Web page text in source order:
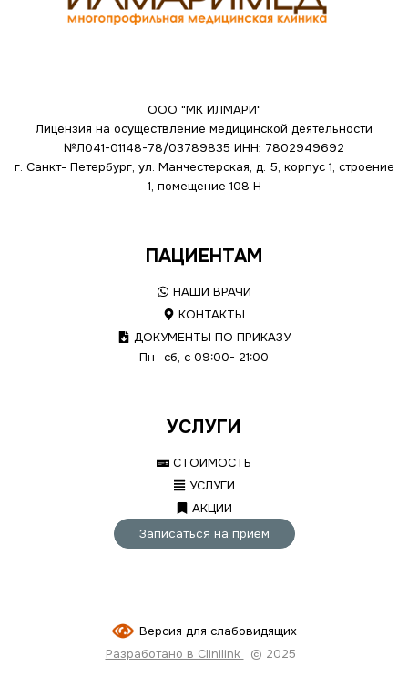
ООО "МК ИЛМАРИ"
Лицензия на осуществление медицинской деятельности
№Л041-01148-78/03789835 ИНН: 7802949692
г. Санкт- Петербург, ул. Манчестерская, д. 5, корпус 1, строение
1, помещение 108 Н
ПАЦИЕНТАМ
НАШИ ВРАЧИ
КОНТАКТЫ
ДОКУМЕНТЫ ПО ПРИКАЗУ
Пн- сб, с 09:00- 21:00
УСЛУГИ
СТОИМОСТЬ
УСЛУГИ
АКЦИИ
Записаться на прием
Версия для слабовидящих
Разработано в Clinilink
© 2025